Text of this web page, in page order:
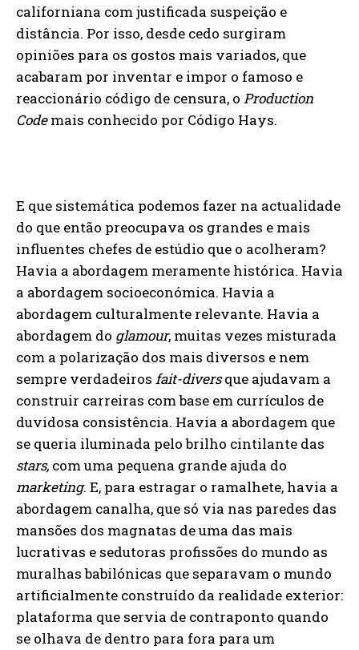
californiana com justificada suspeição e
distância. Por isso, desde cedo surgiram
opiniões para os gostos mais variados, que
acabaram por inventar e impor o famoso e
reaccionário código de censura, o Production
Codemais conhecido por Código Hays.
E que sistemática podemos fazer na actualidade
do que então preocupava os grandes e mais
influentes chefes de estúdio que o acolheram?
Havia a abordagem meramente histórica. Havia
a abordagem socioeconómica. Havia a
abordagem culturalmente relevante. Havia a
abordagem do glamour, muitas vezes misturada
com a polarização dos mais diversos e nem
sempre verdadeiros fait-diversque ajudavam a
construir carreiras com base em currículos de
duvidosa consistência. Havia a abordagem que
se queria iluminada pelo brilho cintilante das
stars, com uma pequena grande ajuda do
marketing. E, para estragar o ramalhete, havia a
abordagem canalha, que só via nas paredes das
mansões dos magnatas de uma das mais
lucrativas e sedutoras profissões do mundo as
muralhas babilónicas que separavam o mundo
artificialmente construído da realidade exterior:
plataforma que servia de contraponto quando
se olhava de dentro para fora para um